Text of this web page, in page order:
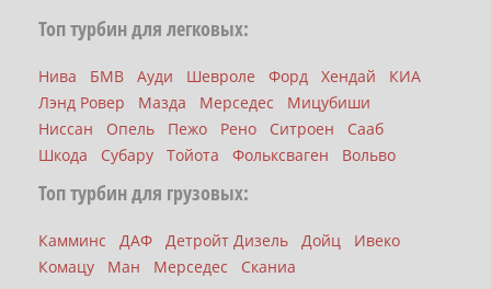
Топ турбин для легковых:
Нива БМВ Ауди Шевроле Форд Хендай
КИА
Лэнд Ровер
Мазда Мерседес
Мицубиши
Ниссан
Опель Пежо Рено Ситроен
Сааб
Шкода
Субару Тойота Фольксваген Вольво
Топ турбин для грузовых:
Камминс ДАФ Детройт Дизель Дойц
Ивеко
Комацу
Ман Мерседес Сканиа